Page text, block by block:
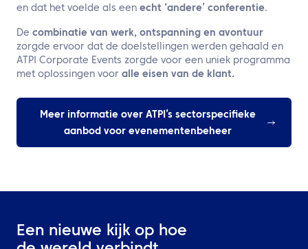
en dat het voelde als een echt ‘andere’ conferentie.
De combinatie van werk, ontspanning en avontuur
zorgde ervoor dat de doelstellingen werden gehaald en
ATPI Corporate Events zorgde voor een uniek programma
met oplossingen voor alle eisen van de klant.
Meer informatie over ATPI’s sectorspecifieke
aanbod voor evenementenbeheer
Een nieuwe kijk op hoe